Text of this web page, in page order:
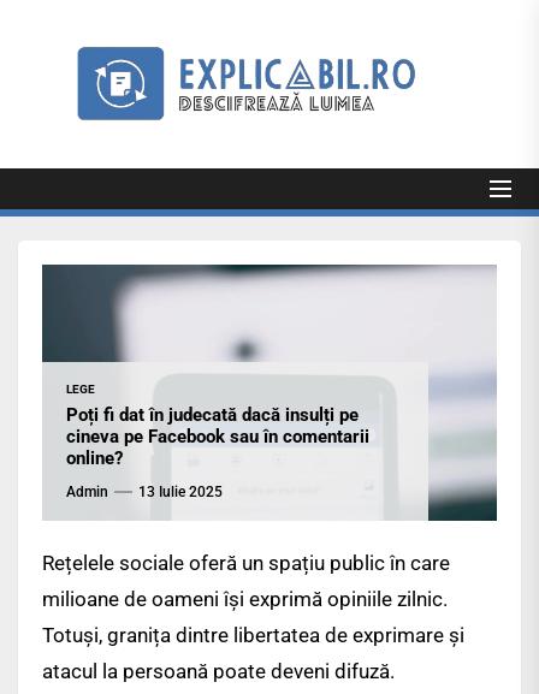
Explicabil
LEGE
Poți fi dat în judecată dacă insulți pe
cineva pe Facebook sau în comentarii
online?
Admin 13 Iulie 2025
Rețelele sociale oferă un spațiu public în care
milioane de oameni își exprimă opiniile zilnic.
Totuși, granița dintre libertatea de exprimare și
atacul la persoană poate deveni difuză.